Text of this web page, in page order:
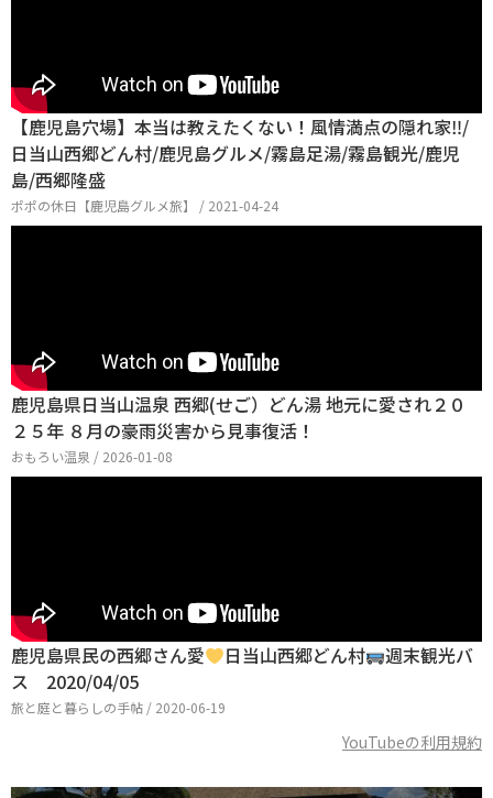
【鹿児島穴場】本当は教えたくない！風情満点の隠れ家‼︎/
日当山西郷どん村/鹿児島グルメ/霧島足湯/霧島観光/鹿児
島/西郷隆盛
ポポの休日【鹿児島グルメ旅】 / 2021-04-24
鹿児島県日当山温泉 西郷(せご）どん湯 地元に愛され２０
２５年 ８月の豪雨災害から見事復活！
おもろい温泉 / 2026-01-08
鹿児島県民の西郷さん愛 日当山西郷どん村
週末観光バ
ス 2020/04/05
旅と庭と暮らしの手帖 / 2020-06-19
YouTubeの利用規約